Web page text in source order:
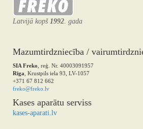
Latvijā kopš 1992. gada
Mazumtirdzniecība /
SIA Freko , reģ. Nr. 40003091957
Rīga , Krustpils iela 93, LV-1057
+371 67 812 662
freko@freko.lv
Kases aparātu serviss
kases-aparati.lv